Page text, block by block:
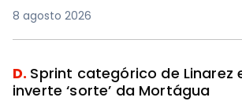
8 agosto 2026
D. Sprint categórico de Linarez
inverte ‘sorte’ da Mortágua